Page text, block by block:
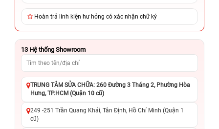
Hoàn trả linh kiện hư hỏng có xác nhận chữ ký
13 Hệ thống Showroom
TRUNG TÂM SỬA CHỮA: 260 Đường 3 Tháng 2, Phường Hòa
Hưng, TP.HCM (Quận 10 cũ)
249 -251 Trần Quang Khải, Tân Định, Hồ Chí Minh (Quận 1
cũ)